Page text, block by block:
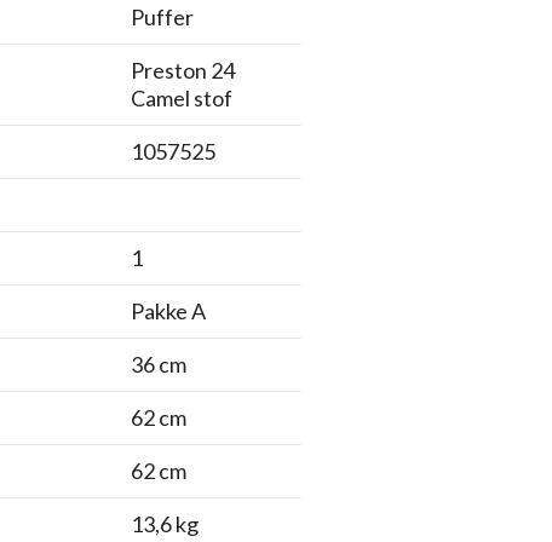
Puffer
Preston 24
Camel stof
1057525
1
Pakke A
36 cm
62 cm
62 cm
13,6 kg